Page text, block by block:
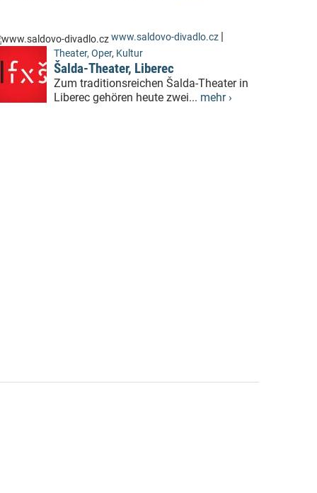
www.saldovo-divadlo.cz |
Theater, Oper, Kultur
Šalda-Theater, Liberec
Zum traditionsreichen Šalda-Theater in
Liberec gehören heute zwei... mehr ›